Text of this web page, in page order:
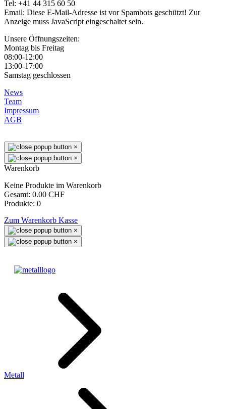
Tel: +41 44 315 60 50
Email: Diese E-Mail-Adresse ist vor Spambots geschützt! Zur
Anzeige muss JavaScript eingeschaltet sein.
Unsere Öffnungszeiten:
Montag bis Freitag
08:00-12:00
13:00-17:00
Samstag geschlossen
News
Team
Impressum
AGB
×
×
Warenkorb
Keine Produkte im Warenkorb
Gesamt: 0.00 CHF
Produkte: 0
Zum Warenkorb Kasse
×
×
Metall